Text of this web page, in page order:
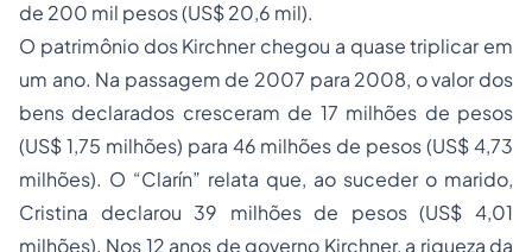
de 200 mil pesos (US$ 20,6 mil).
O patrimônio dos Kirchner chegou a quase triplicar em
um ano. Na passagem de 2007 para 2008, o valor dos
bens declarados cresceram de 17 milhões de pesos
(US$ 1,75 milhões) para 46 milhões de pesos (US$ 4,73
milhões). O “Clarín” relata que, ao suceder o marido,
Cristina declarou 39 milhões de pesos (US$ 4,01
milhões). Nos 12 anos de governo Kirchner, a riqueza da